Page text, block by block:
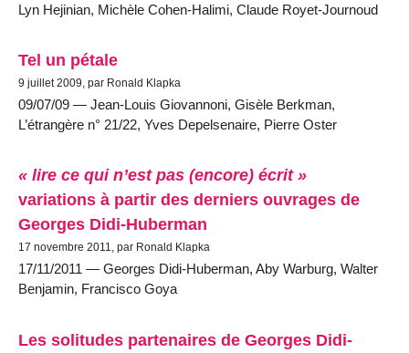
Lyn Hejinian, Michèle Cohen-Halimi, Claude Royet-Journoud
Tel un pétale
9 juillet 2009, par Ronald Klapka
09/07/09 — Jean-Louis Giovannoni, Gisèle Berkman,
L’étrangère n° 21/22, Yves Depelsenaire, Pierre Oster
« lire ce qui n’est pas (encore) écrit »
variations à partir des derniers ouvrages de
Georges Didi-Huberman
17 novembre 2011, par Ronald Klapka
17/11/2011 — Georges Didi-Huberman, Aby Warburg, Walter
Benjamin, Francisco Goya
Les solitudes partenaires de Georges Didi-